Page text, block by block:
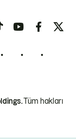
Tüm hakları